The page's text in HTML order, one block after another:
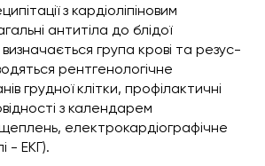
з кардіоліпіновим
антитіла до блідої
група крові та резус-
рентгенологічне
грудної клітки, профілактичні
з календарем
електрокардіографічне
- ЕКГ).